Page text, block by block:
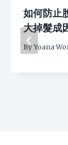
如何防止
大掉髮成
ByYoana